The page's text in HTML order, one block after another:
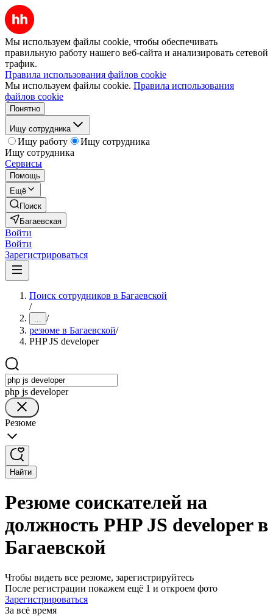
Мы используем файлы cookie, чтобы обеспечивать
правильную работу нашего веб-сайта и анализировать сетевой
трафик.
Правила использования файлов cookie
Мы используем файлы cookie. Правила использования
файлов cookie
Понятно
Ищу сотрудника
Ищу работу
Ищу сотрудника
Ищу сотрудника
Сервисы
Помощь
Ещё
Поиск
Багаевская
Войти
Войти
Зарегистрироваться
Поиск сотрудников в Багаевской
/
... /
резюме в Багаевской/
PHP JS developer
php js developer
Резюме
Найти
Резюме соискателей на
должность PHP JS developer в
Багаевской
Чтобы видеть все резюме, зарегистрируйтесь
После регистрации покажем ещё 1 и откроем фото
Зарегистрироваться
За всё время